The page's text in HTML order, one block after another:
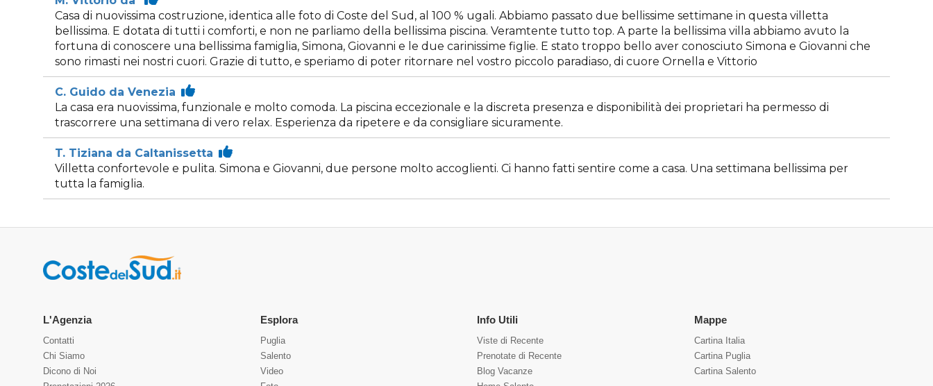
Casa di nuovissima costruzione, identica alle foto di Coste del Sud, al 100 % ugali. Abbiamo passato due bellissime settimane in questa villetta
bellissima. E dotata di tutti i comforti, e non ne parliamo della bellissima piscina. Veramtente tutto top. A parte la bellissima villa abbiamo avuto la
fortuna di conoscere una bellissima famiglia, Simona, Giovanni e le due carinissime figlie. E stato troppo bello aver conosciuto Simona e Giovanni che
sono rimasti nei nostri cuori. Grazie di tutto, e speriamo di poter ritornare nel vostro piccolo paradiaso, di cuore Ornella e Vittorio
C. Guido da Venezia
La casa era nuovissima, funzionale e molto comoda. La piscina eccezionale e la discreta presenza e disponibilità dei proprietari ha permesso di
trascorrere una settimana di vero relax. Esperienza da ripetere e da consigliare sicuramente.
T. Tiziana da Caltanissetta
Villetta confortevole e pulita. Simona e Giovanni, due persone molto accoglienti. Ci hanno fatti sentire come a casa. Una settimana bellissima per
tutta la famiglia.
L'Agenzia
Contatti
Chi Siamo
Dicono di Noi
Esplora
Puglia
Salento
Video
Info Utili
Viste di Recente
Prenotate di Recente
Blog Vacanze
Mappe
Cartina Italia
Cartina Puglia
Cartina Salento